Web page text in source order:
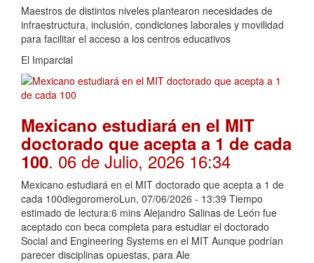
Maestros de distintos niveles plantearon necesidades de
infraestructura, inclusión, condiciones laborales y movilidad
para facilitar el acceso a los centros educativos
El Imparcial
Mexicano estudiará en el MIT
doctorado que acepta a 1 de cada
100. 06 de Julio, 2026 16:34
Mexicano estudiará en el MIT doctorado que acepta a 1 de
cada 100diegoromeroLun, 07/06/2026 - 13:39 Tiempo
estimado de lectura:6 mins Alejandro Salinas de León fue
aceptado con beca completa para estudiar el doctorado
Social and Engineering Systems en el MIT Aunque podrían
parecer disciplinas opuestas, para Ale